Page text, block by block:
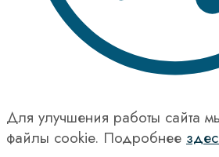
Для улучшения работы сайта
файлы cookie. Подробнее